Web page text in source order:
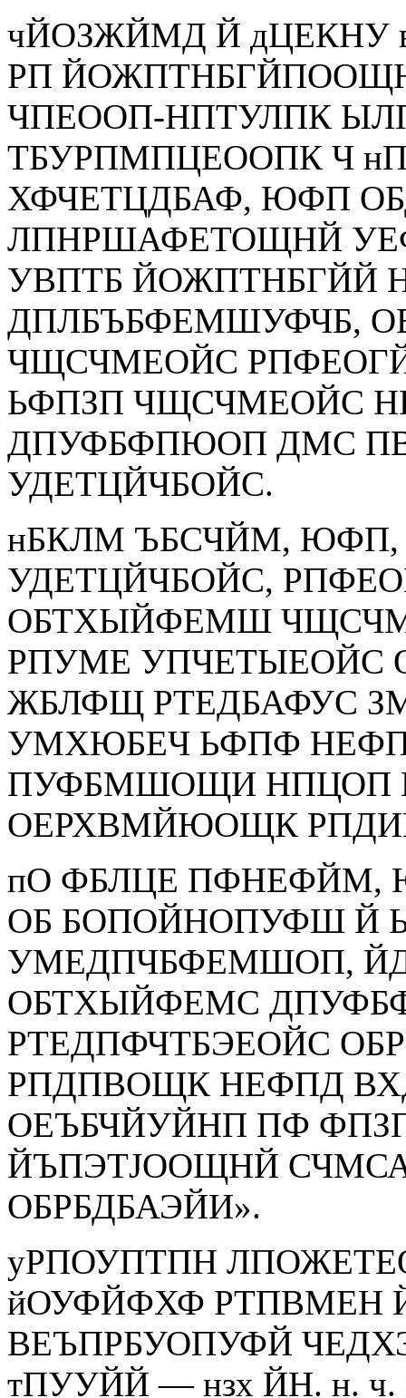
чЙОЗЖЙМД Й дЦЕКНУ
РП
ЧПЕООП-НПТУЛПК
ТБУРПМПЦЕООПК Ч
ХФЧЕТЦДБАФ, ЮФП
ЛПНРШАФЕТОЩНЙ
УВПТБ ЙОЖПТНБГЙЙ
ДПЛБЪБФЕМШУФЧБ,
ЧЩСЧМЕОЙС
ЬФПЗП ЧЩСЧМЕОЙС
ДПУФБФПЮОП ДМС
УДЕТЦЙЧБОЙС.
нБКЛМ ЪБСЧЙМ,
УДЕТЦЙЧБОЙС,
ОБТХЫЙФЕМШ
РПУМЕ УПЧЕТЫЕОЙС
ЖБЛФЩ РТЕДБАФУС
УМХЮБЕЧ ЬФПФ
ПУФБМШОЩИ НПЦОП
ОЕРХВМЙЮОЩК
пО ФБЛЦЕ ПФНЕФЙМ,
ОБ БОПОЙНОПУФШ Й
УМЕДПЧБФЕМШОП,
ОБТХЫЙФЕМС
РТЕДПФЧТБЭЕОЙС
РПДПВОЩК НЕФПД
ОЕЪБЧЙУЙНП ПФ
ЙЪПЭТЈООЩНЙ
ОБРБДБАЭЙИ».
уРПОУПТПН
йОУФЙФХФ РТПВМЕН
ВЕЪПРБУОПУФЙ
тПУУЙЙ — нзх ЙН. н.